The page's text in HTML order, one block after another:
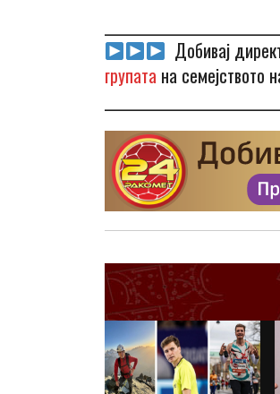
Добивај
групата на семејството